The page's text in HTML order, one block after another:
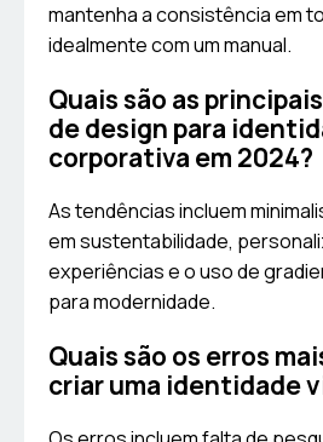
mantenha a consistência em
idealmente com um manual.
Quais são as
de design para
corporativa em 2024?
As tendências incluem
em sustentabilidade,
experiências e o uso de
para modernidade.
Quais são os erros
criar uma identidade